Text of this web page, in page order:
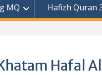
MQ Hafizh Quran
Hafal